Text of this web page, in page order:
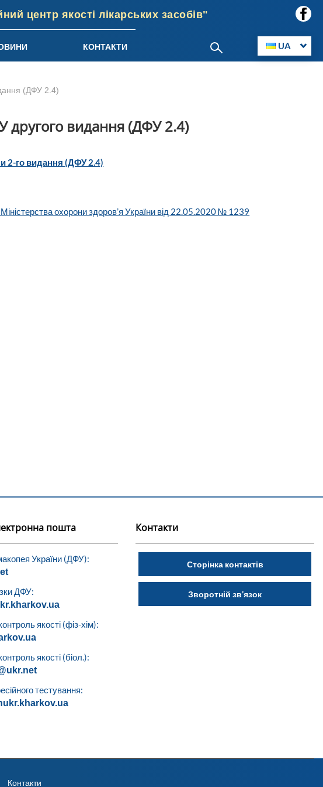
центр якості лікарських засобів"
КОНТАКТИ UA
(ДФУ 2.4)
другого видання (ДФУ 2.4)
2-го видання (ДФУ 2.4)
охорони здоров’я України від 22.05.2020 № 1239
пошта
України (ДФУ):
ДФУ:
якості (фіз-хім):
якості (біол.):
тестування:
Контакти
Сторінка контактів
Зворотній зв’язок
Контакти